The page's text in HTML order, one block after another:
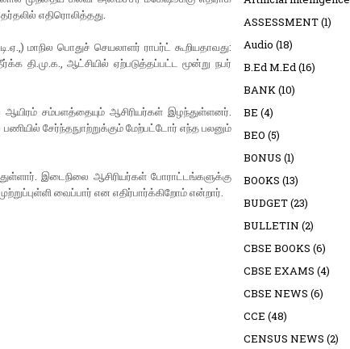
எதிரொலித்தது.
மாநில பொதுச் செயலாளர் ராபர்ட் கூறியதாவது:
தி.மு.க., ஆட்சியில் ஏற்படுத்தப்பட்ட மூன்று நபர்
சம்பளத்தையும் ஆசிரியர்கள் இழந்துள்ளனர்.
சேர்ந்தநுாற்றுக்கும் மேற்பட்டோர் எந்த பலனும்
இடைநிலை ஆசிரியர்கள் போராட்டங்களுக்கு
வைப்பார் என எதிர்பார்க்கிறோம் என்றார்.
ASSESSMENT(1)
Audio (18)
B.Ed M.Ed(16)
BANK(10)
BE (4)
BEO (5)
BONUS (1)
BOOKS (13)
BUDGET(23)
BULLETIN (2)
CBSE BOOKS (6)
CBSE EXAMS (4)
CBSE NEWS (6)
CCE (48)
CENSUS NEWS (2)